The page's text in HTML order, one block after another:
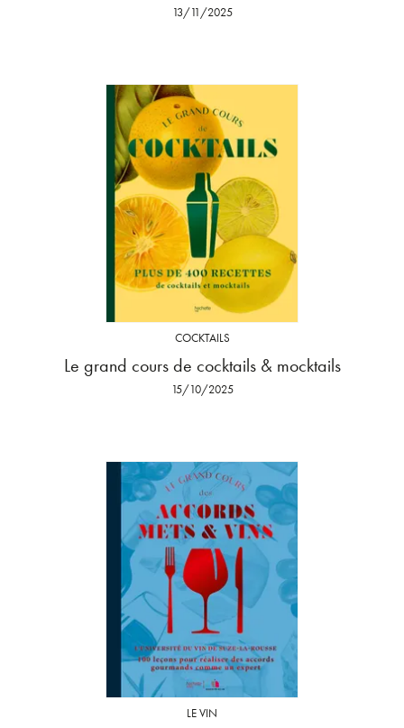
13/11/2025
COCKTAILS
Le grand cours de cocktails & mocktails
15/10/2025
LE VIN